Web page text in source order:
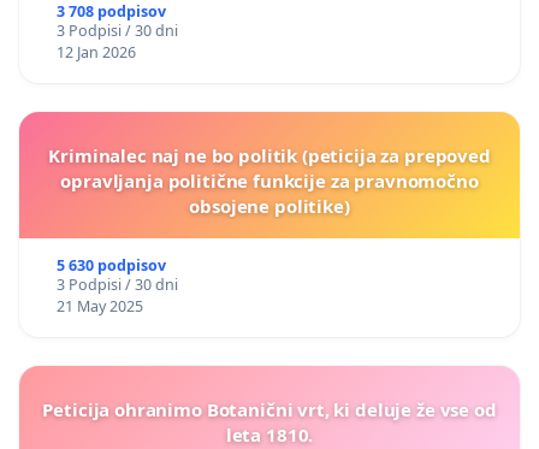
3 708 podpisov
3 Podpisi / 30 dni
12 Jan 2026
Kriminalec naj ne bo politik (peticija za prepoved
opravljanja politične funkcije za pravnomočno
obsojene politike)
5 630 podpisov
3 Podpisi / 30 dni
21 May 2025
Peticija ohranimo Botanični vrt, ki deluje že vse od
leta 1810.